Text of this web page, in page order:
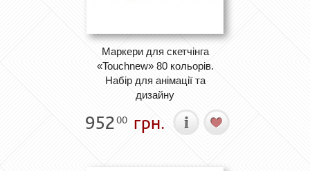
Маркери для скетчінга
«Touchnew» 80 кольорів.
Набір для анімації та
дизайну
95200 грн.